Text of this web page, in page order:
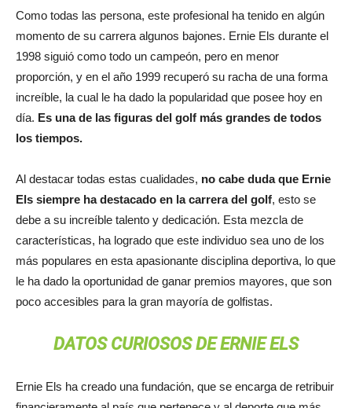
Como todas las persona, este profesional ha tenido en algún
momento de su carrera algunos bajones. Ernie Els durante el
1998 siguió como todo un campeón, pero en menor
proporción, y en el año 1999 recuperó su racha de una forma
increíble, la cual le ha dado la popularidad que posee hoy en
día. Es una de las figuras del golf más grandes de todos
los tiempos.
Al destacar todas estas cualidades, no cabe duda que Ernie
Els siempre ha destacado en la carrera del golf, esto se
debe a su increíble talento y dedicación. Esta mezcla de
características, ha logrado que este individuo sea uno de los
más populares en esta apasionante disciplina deportiva, lo que
le ha dado la oportunidad de ganar premios mayores, que son
poco accesibles para la gran mayoría de golfistas.
DATOS CURIOSOS DE ERNIE ELS
Ernie Els ha creado una fundación, que se encarga de retribuir